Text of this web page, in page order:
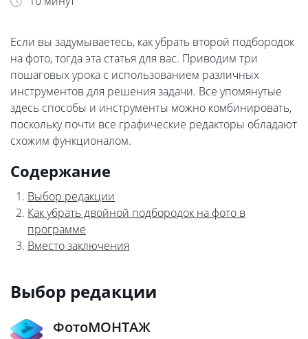
Если вы задумываетесь, как убрать второй подбородок
на фото, тогда эта статья для вас. Приводим три
пошаговых урока с использованием различных
инструментов для решения задачи. Все упомянутые
здесь способы и инструменты можно комбинировать,
поскольку почти все графические редакторы обладают
схожим функционалом.
Содержание
Выбор редакции
Как убрать двойной подбородок на фото в
программе
Вместо заключения
Выбор редакции
ФотоМОНТАЖ